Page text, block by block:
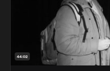
44:02